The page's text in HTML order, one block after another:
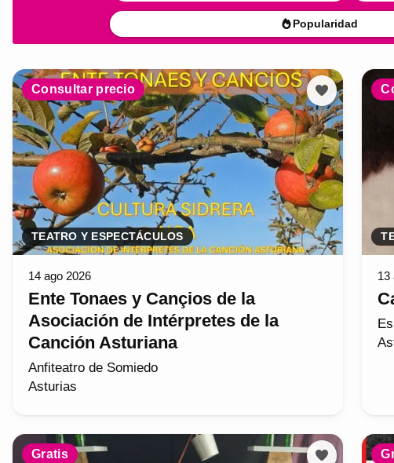
Popularidad
Consultar precio
TEATRO Y ESPECTÁCULOS
14 ago 2026
Ente Tonaes y Cançios de la
Asociación de Intérpretes de la
Canción Asturiana
Anfiteatro de Somiedo
Asturias
13
Gratis